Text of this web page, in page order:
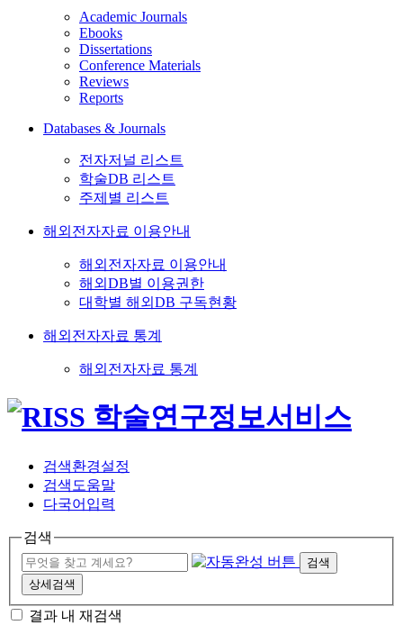
Academic Journals
Ebooks
Dissertations
Conference Materials
Reviews
Reports
Databases & Journals
전자저널 리스트
학술DB 리스트
주제별 리스트
해외전자자료 이용안내
해외전자자료 이용안내
해외DB별 이용권한
대학별 해외DB 구독현황
해외전자자료 통계
해외전자자료 통계
검색환경설정
검색도움말
다국어입력
검색
검색
상세검색
결과 내 재검색